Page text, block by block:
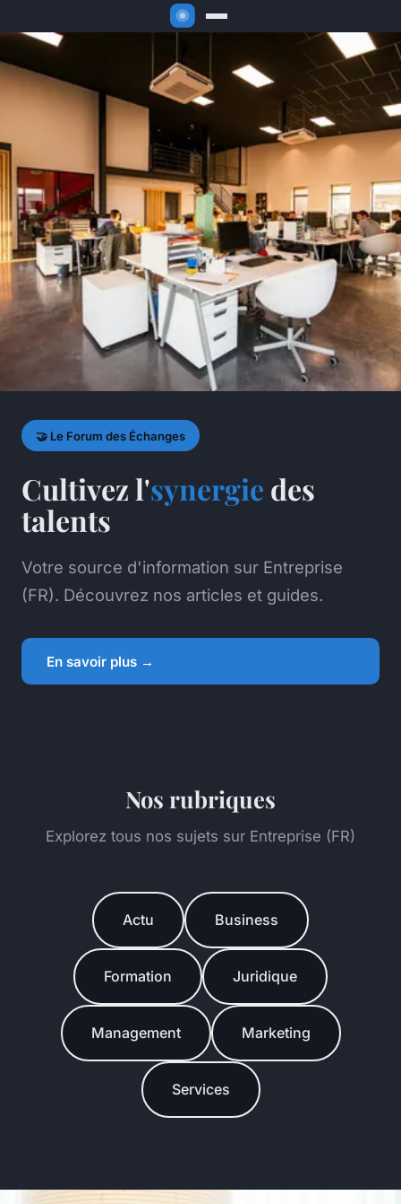
🤝 Le Forum des Échanges
Cultivez l'synergie des
talents
Votre source d'information sur Entreprise
(FR). Découvrez nos articles et guides.
En savoir plus →
Nos rubriques
Explorez tous nos sujets sur Entreprise (FR)
Actu Business
Formation Juridique
Management Marketing
Services